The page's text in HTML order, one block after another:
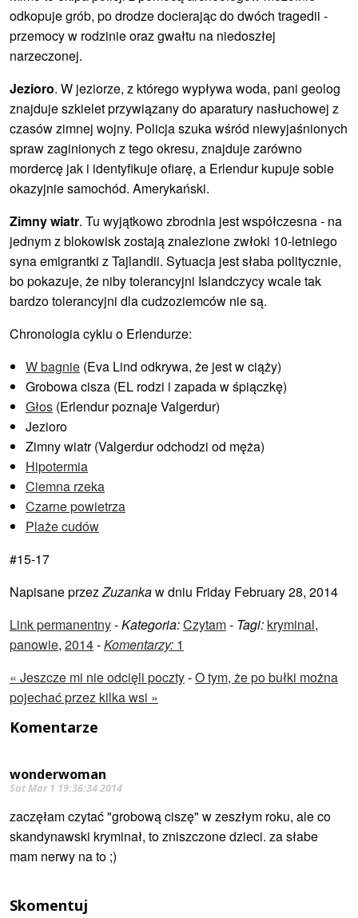
odkopuje grób, po drodze docierając do dwóch tragedii -
przemocy w rodzinie oraz gwałtu na niedoszłej
narzeczonej.
Jezioro. W jeziorze, z którego wypływa woda, pani geolog
znajduje szkielet przywiązany do aparatury nasłuchowej z
czasów zimnej wojny. Policja szuka wśród niewyjaśnionych
spraw zaginionych z tego okresu, znajduje zarówno
mordercę jak i identyfikuje ofiarę, a Erlendur kupuje sobie
okazyjnie samochód. Amerykański.
Zimny wiatr. Tu wyjątkowo zbrodnia jest współczesna - na
jednym z blokowisk zostają znalezione zwłoki 10-letniego
syna emigrantki z Tajlandii. Sytuacja jest słaba politycznie,
bo pokazuje, że niby tolerancyjni Islandczycy wcale tak
bardzo tolerancyjni dla cudzoziemców nie są.
Chronologia cyklu o Erlendurze:
W bagnie (Eva Lind odkrywa, że jest w ciąży)
Grobowa cisza (EL rodzi i zapada w śpiączkę)
Głos (Erlendur poznaje Valgerdur)
Jezioro
Zimny wiatr (Valgerdur odchodzi od męża)
Hipotermia
Ciemna rzeka
Czarne powietrza
Plaże cudów
#15-17
Napisane przezZuzankaw dniu Friday February 28, 2014
Link permanentny-Kategoria:Czytam- Tagi: kryminal,
panowie, 2014-Komentarzy: 1
« Jeszcze mi nie odcięli poczty-O tym, że po bułki można
pojechać przez kilka wsi »
Komentarze
wonderwoman
Sat Mar 1 19:36:34 2014
zaczęłam czytać "grobową ciszę" w zeszłym roku, ale co
skandynawski kryminał, to zniszczone dzieci. za słabe
mam nerwy na to ;)
Skomentuj